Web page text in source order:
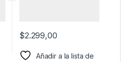
$2.299,00
Añadir a la lista de